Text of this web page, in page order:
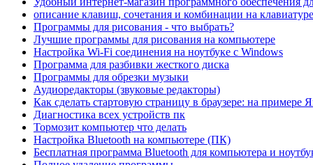
описание клавиш, сочетания и комбинации на клавиатуре
Программы для рисования - что выбрать?
Лучшие программы для рисования на компьютере
Настройка Wi-Fi соединения на ноутбуке с Windows
Программа для разбивки жесткого диска
Программы для обрезки музыки
Аудиоредакторы (звуковые редакторы)
Как сделать стартовую страницу в браузере: на примере
Диагностика всех устройств пк
Тормозит компьютер что делать
Настройка Bluetooth на компьютере (ПК)
Бесплатная программа Bluetooth для компьютера и